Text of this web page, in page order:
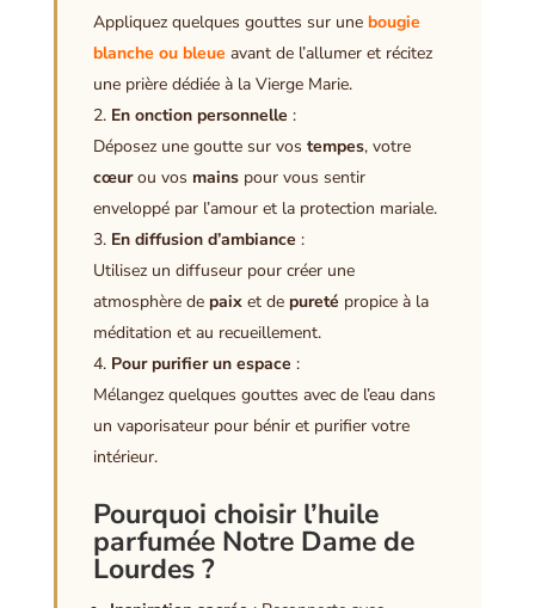
Appliquez quelques gouttes sur une bougie
blanche ou bleue avant de l’allumer et récitez
une prière dédiée à la Vierge Marie.
En onction personnelle :
Déposez une goutte sur vos tempes, votre
cœurou vos mainspour vous sentir
enveloppé par l’amour et la protection mariale.
En diffusion d’ambiance :
Utilisez un diffuseur pour créer une
atmosphère de paixet de pureté propice à la
méditation et au recueillement.
Pour purifier un espace :
Mélangez quelques gouttes avec de l’eau dans
un vaporisateur pour bénir et purifier votre
intérieur.
Pourquoi choisir l’huile
parfumée Notre Dame de
Lourdes ?